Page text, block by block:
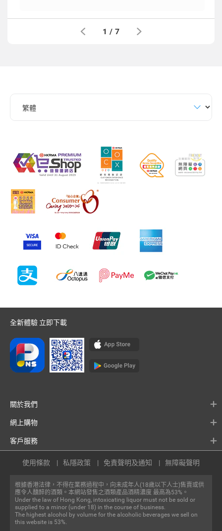
1 / 7
全新體驗 立即下載
關於我們
網上購物
客戶服務
根據香港法律，不得在業務過程中，向未成年人(18歲以下人士)售賣或供
應令人醺醉的酒類。本網站發售之酒類產品酒精濃度 最高為53%。
Under the law of Hong Kong, intoxicating liquor must not be sold or
supplied to a minor (under 18) in the course of business.
The highest alcohol by volume for the alcoholic beverages we sell on
this website is 53%.
使用條款 私隱政策 免責聲明及通知 無障礙聲明